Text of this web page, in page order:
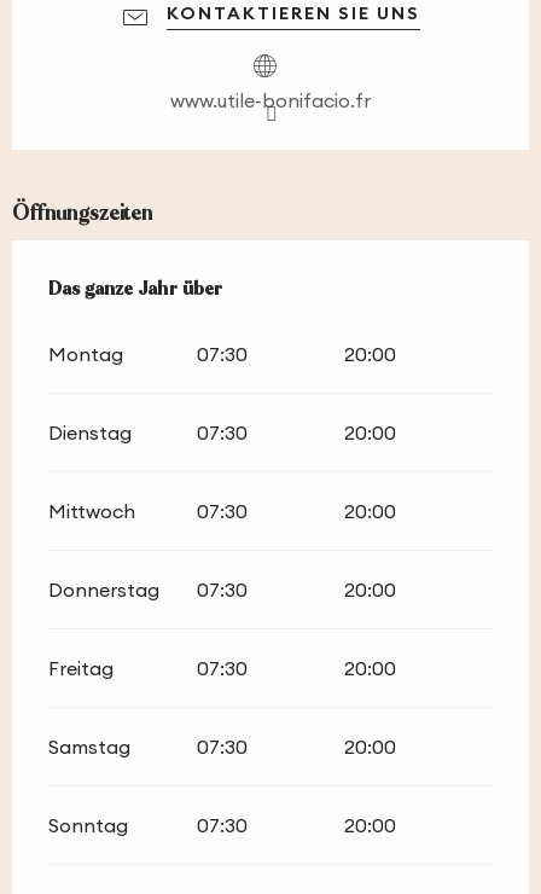
KONTAKTIEREN SIE UNS
www.utile-bonifacio.fr
Öffnungszeiten
Das ganze Jahr über
Das ganze Jahr über
Montag 07:30 20:00
Dienstag 07:30 20:00
Mittwoch 07:30 20:00
Donnerstag 07:30 20:00
Freitag 07:30 20:00
Samstag 07:30 20:00
Sonntag 07:30 20:00